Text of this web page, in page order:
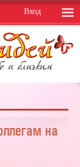
Вход
на